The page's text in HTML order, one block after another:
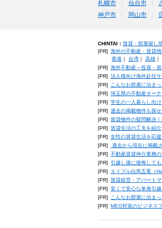
札幌市 仙台市
神戸市
岡山市
CHINTAI： 賃貸・部屋探し
[PR] 海外の不動産・賃貸
香港｜ 台湾｜ 高雄｜
[PR] 海外不動産～投資・
[PR] 法人様向け海外赴任
[PR]
こんなお部屋に泊ま
[PR] 埼玉県の不動産オー
[PR] 学生の一人暮らし向
[PR] 過去の掲載物件も探
[PR] 賃貸物件の疑問解決
[PR] 賃貸生活の工夫を紹
[PR] 女性の賃貸生活を応
[PR]
過去から現在に掲載
[PR] 不動産賃貸仲介業務
[PR]
引越し後に後悔して
[PR]
エイブル白馬五竜（
[PR] 賃貸経営・アパート
[PR] 安くて安心な単身引
[PR]
こんなお部屋に泊ま
[PR] MEO対策のビジネス